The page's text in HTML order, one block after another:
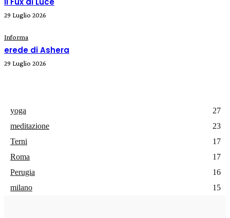
29 Luglio 2026
Informa
erede di Ashera
29 Luglio 2026
yoga
27
meditazione
23
Terni
17
Roma
17
Perugia
16
milano
15